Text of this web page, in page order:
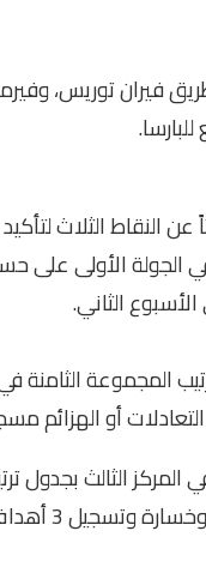
عن النقاط الثلاث
الجولة الأولى على
الثاني.
مسجلاً 6 أهداف والحفاظ على نظافة
المركز الثالث بجدول